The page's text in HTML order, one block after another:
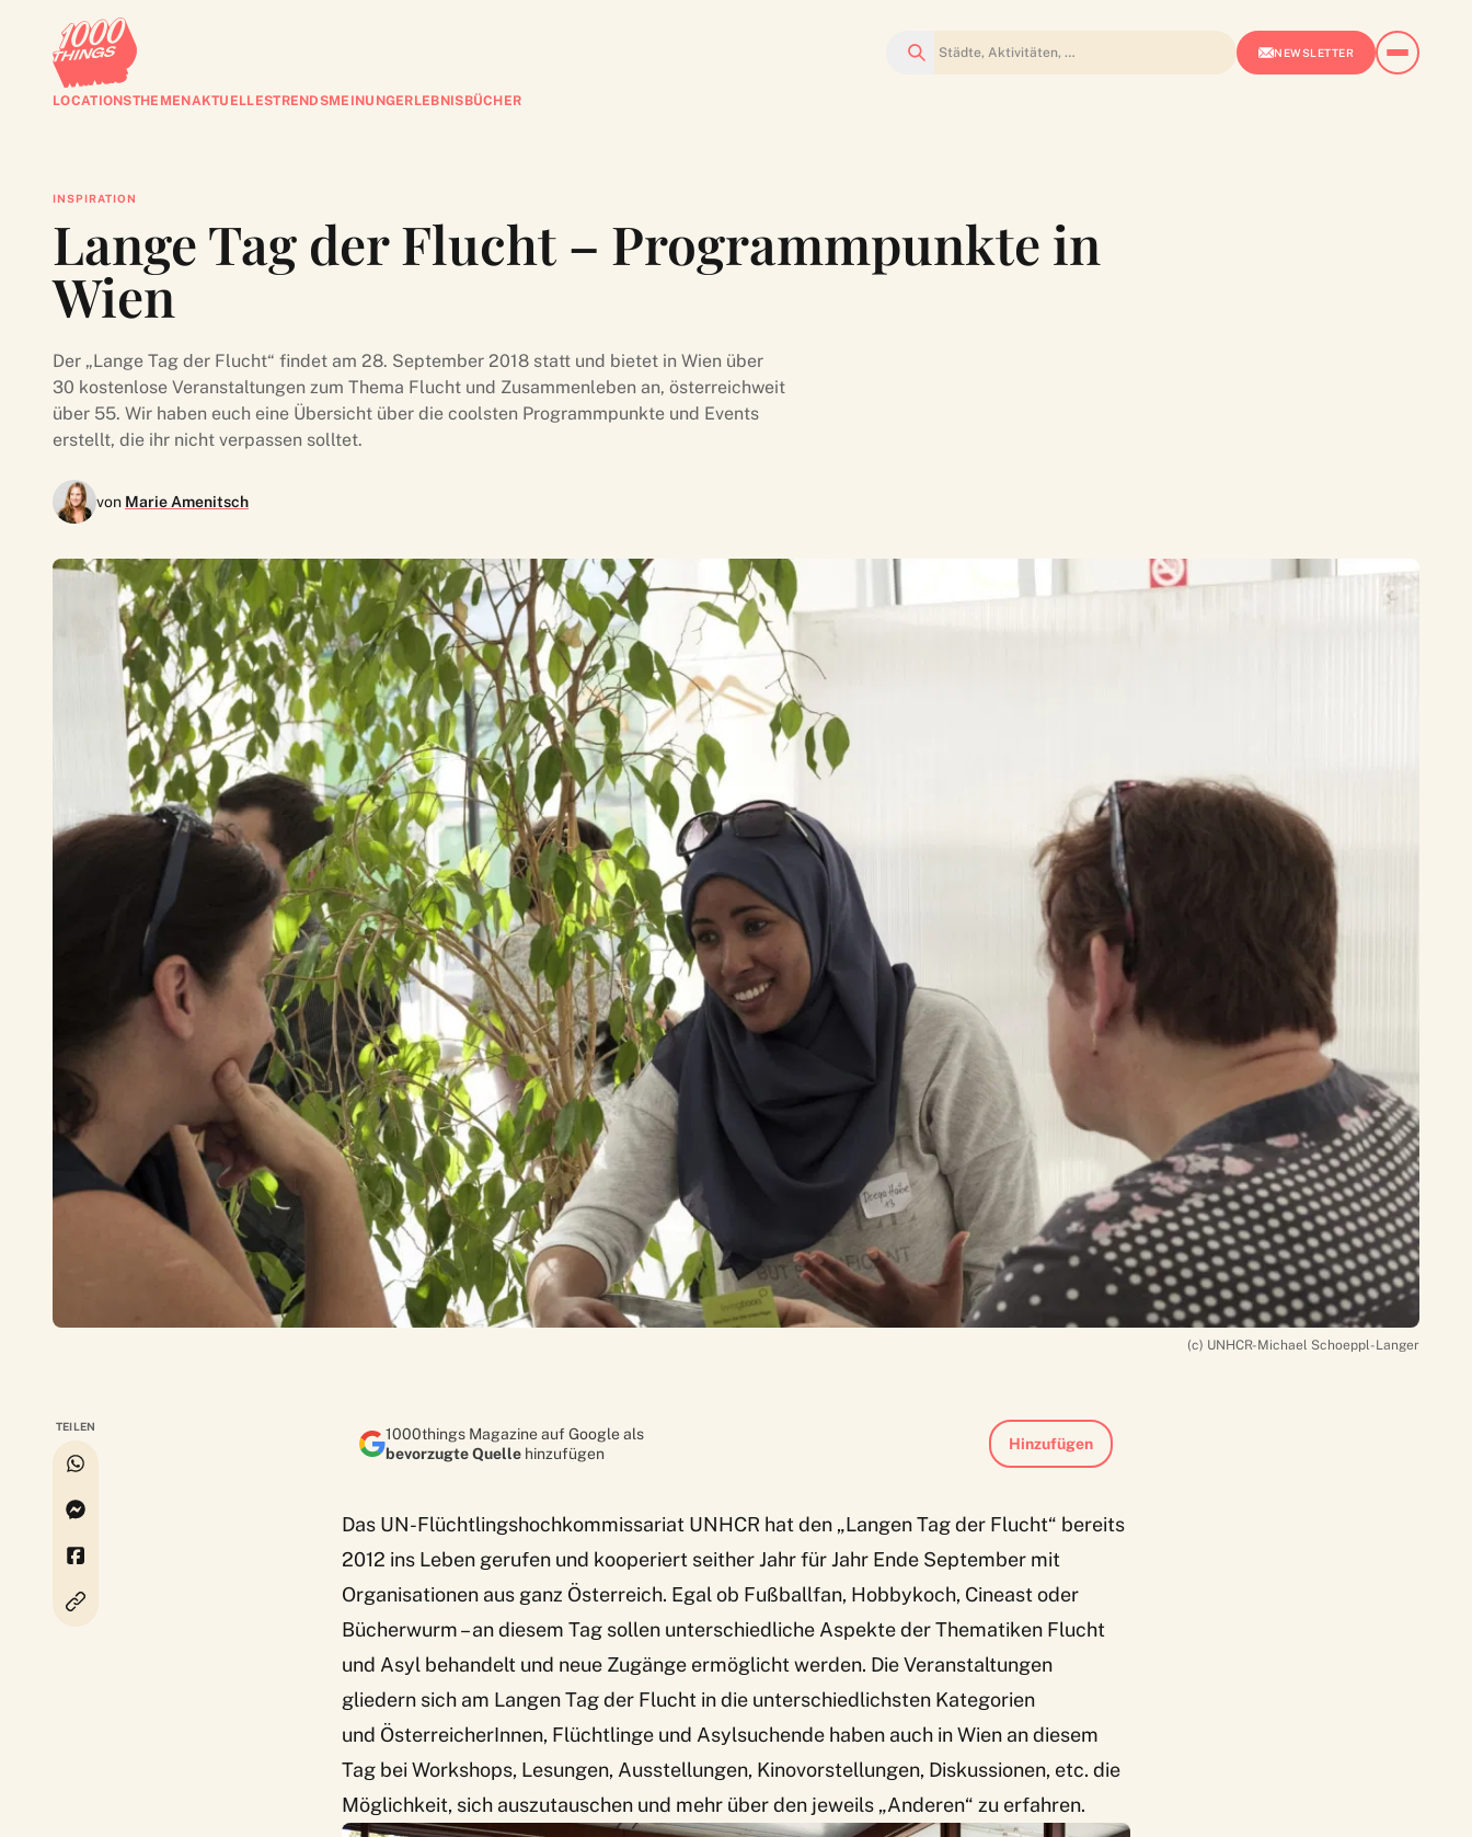
Suchen NEWSLETTER
LOCATIONSTHEMENAKTUELLESTRENDSMEINUNGERLEBNISBÜCHER
INSPIRATION
Lange Tag der Flucht – Programmpunkte in
Wien
Der „Lange Tag der Flucht“ findet am 28. September 2018 statt und bietet in Wien über
30 kostenlose Veranstaltungen zum Thema Flucht und Zusammenleben an, österreichweit
über 55. Wir haben euch eine Übersicht über die coolsten Programmpunkte und Events
erstellt, die ihr nicht verpassen solltet.
von Marie Amenitsch
(c) UNHCR-Michael Schoeppl-Langer
TEILEN
1000things Magazine auf Google als
bevorzugte Quelle hinzufügen
Hinzufügen
Das UN-Flüchtlingshochkommissariat UNHCR hat den „Langen Tag der Flucht“ bereits
2012 ins Leben gerufen und kooperiert seither Jahr für Jahr Ende September mit
Organisationen aus ganz Österreich. Egal ob Fußballfan, Hobbykoch, Cineast oder
Bücherwurm – an diesem Tag sollen unterschiedliche Aspekte der Thematiken Flucht
und Asyl behandelt und neue Zugänge ermöglicht werden. Die Veranstaltungen
gliedern sich am Langen Tag der Flucht in die unterschiedlichsten Kategorien
und ÖsterreicherInnen, Flüchtlinge und Asylsuchende haben auch in Wien an diesem
Tag bei Workshops, Lesungen, Ausstellungen, Kinovorstellungen, Diskussionen, etc. die
Möglichkeit, sich auszutauschen und mehr über den jeweils „Anderen“ zu erfahren.